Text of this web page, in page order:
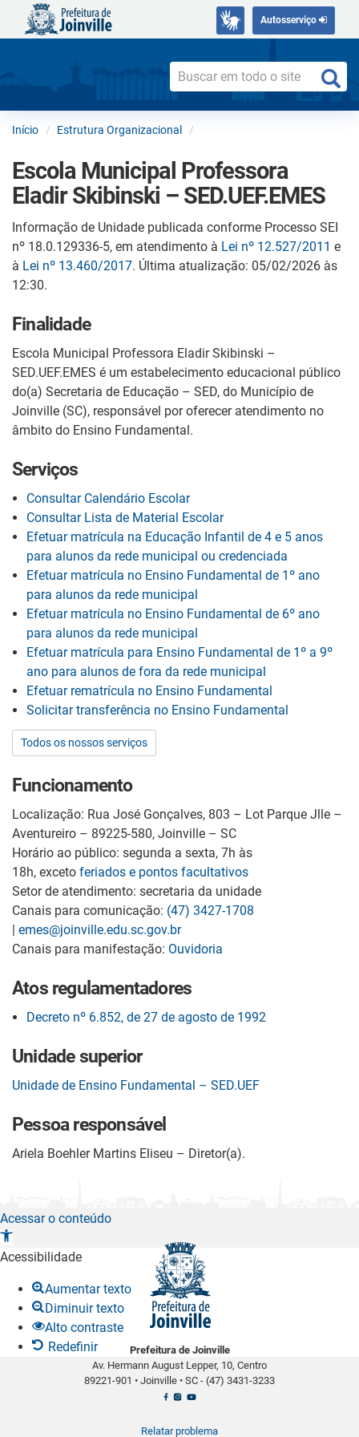
Autosserviço
Início Estrutura Organizacional
Escola Municipal Professora
Eladir Skibinski – SED.UEF.EMES
Informação de Unidade publicada conforme Processo SEI
nº 18.0.129336-5, em atendimento à Lei nº 12.527/2011 e
à Lei nº 13.460/2017. Última atualização: 05/02/2026 às
12:30.
Finalidade
Escola Municipal Professora Eladir Skibinski –
SED.UEF.EMES é um estabelecimento educacional público
do(a) Secretaria de Educação – SED, do Município de
Joinville (SC), responsável por oferecer atendimento no
âmbito do Ensino Fundamental.
Serviços
Consultar Calendário Escolar
Consultar Lista de Material Escolar
Efetuar matrícula na Educação Infantil de 4 e 5 anos
para alunos da rede municipal ou credenciada
Efetuar matrícula no Ensino Fundamental de 1º ano
para alunos da rede municipal
Efetuar matrícula no Ensino Fundamental de 6º ano
para alunos da rede municipal
Efetuar matrícula para Ensino Fundamental de 1º a 9º
ano para alunos de fora da rede municipal
Efetuar rematrícula no Ensino Fundamental
Solicitar transferência no Ensino Fundamental
Todos os nossos serviços
Funcionamento
Localização: Rua José Gonçalves, 803 – Lot Parque Jlle –
Aventureiro – 89225-580, Joinville – SC
Horário ao público: segunda a sexta, 7h às
18h, exceto feriados e pontos facultativos
Setor de atendimento: secretaria da unidade
Canais para comunicação: (47) 3427-1708
| emes@joinville.edu.sc.gov.br
Canais para manifestação: Ouvidoria
Atos regulamentadores
Decreto nº 6.852, de 27 de agosto de 1992
Unidade superior
Unidade de Ensino Fundamental – SED.UEF
Pessoa responsável
Ariela Boehler Martins Eliseu – Diretor(a).
Prefeitura de Joinville
Av. Hermann August Lepper, 10, Centro
89221-901 • Joinville • SC - (47) 3431-3233
Relatar problema
Acessar o conteúdo
A
b
Acessibilidade
Aumentar texto
Diminuir texto
Alto contraste
Redefinir